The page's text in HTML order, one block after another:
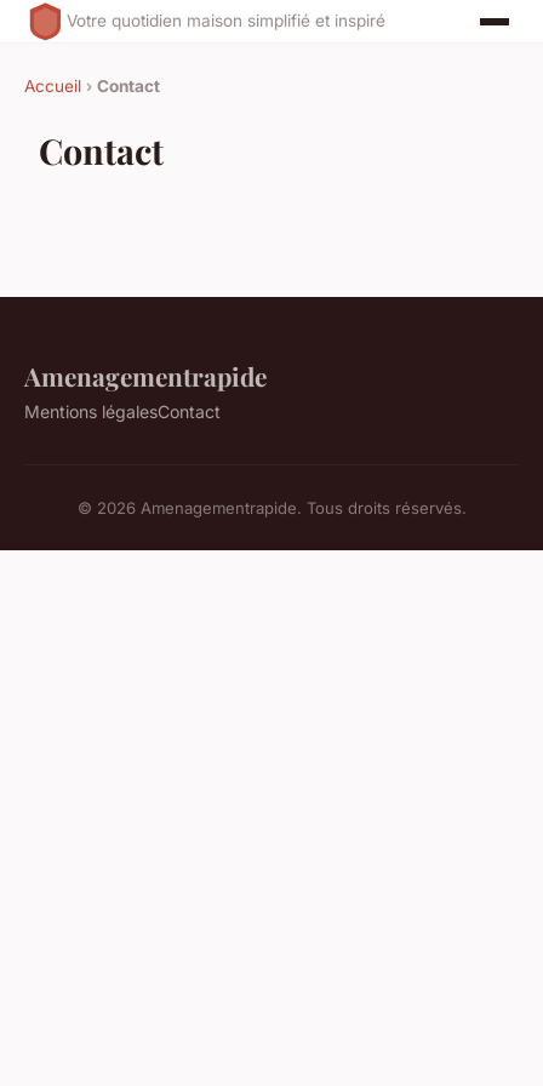
Votre quotidien maison simplifié et inspiré
Accueil › Contact
Contact
Amenagementrapide
Mentions légalesContact
© 2026 Amenagementrapide. Tous droits réservés.